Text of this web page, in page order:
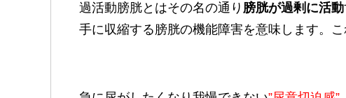
過活動膀胱とはその名の通り 膀胱が過剰に活動
手に収縮する膀胱の機能障害を意味します。